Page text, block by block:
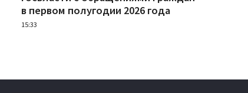
в первом полугодии 2026 года
15:33